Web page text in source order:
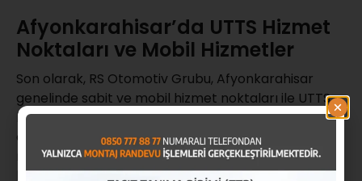
Afyonkarahisar’da UTTS Hizmet
Noktaları ve Mobil Hizmetler
Son olarak, RS Otomotiv Grubu, Afyonkarahisar
genelinde sabit ve mobil hizmet noktaları ile UTTS
hizmeti sunar. Mobil hizmet randevusu alarak,
evinizden veya iş yerinizden ayrılmadan UTTS
montaj ve bakım hizmetlerinden yararlanın. Mobil
hizmetlerin avantajı, kullanıcıların zamanını verimli